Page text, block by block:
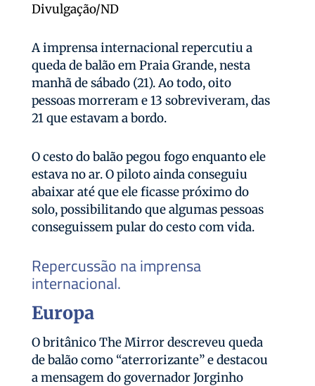
Divulgação/ND
A imprensa internacional repercutiu a
queda de balão em Praia Grande, nesta
manhã de sábado (21). Ao todo, oito
pessoas morreram e 13 sobreviveram, das
21 que estavam a bordo.
O cesto do balão pegou fogo enquanto ele
estava no ar. O piloto ainda conseguiu
abaixar até que ele ficasse próximo do
solo, possibilitando que algumas pessoas
conseguissem pular do cesto com vida.
Repercussão na imprensa
internacional.
Europa
O britânico The Mirror descreveu queda
de balão como “aterrorizante” e destacou
a mensagem do governador Jorginho